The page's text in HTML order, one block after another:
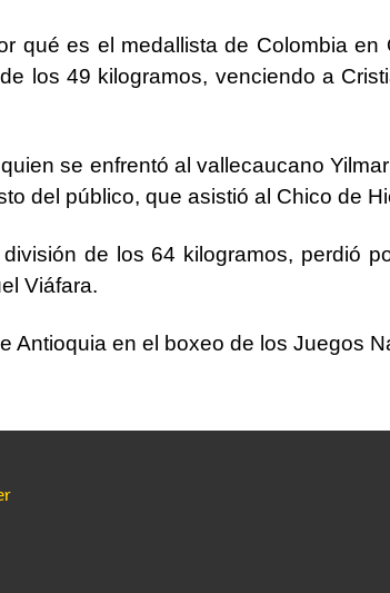
qué es el medallista de Colombia en
los 49 kilogramos, venciendo a
se enfrentó al vallecaucano
del público, que asistió al Chico de
de los 64 kilogramos, perdió
Viáfara.
Antioquia en el boxeo de los Juegos